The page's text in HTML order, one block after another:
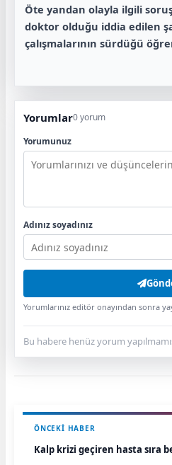
Öte yandan olayla ilgili
doktor olduğu iddia edilen
çalışmalarının sürdüğü
Yorumlar0 yorum
Yorumunuz
Adınız soyadınız
Yorumlarınız editör onayından sonra
Bu habere henüz yorum
ÖNCEKI HABER
Kalp krizi geçiren hasta sıra